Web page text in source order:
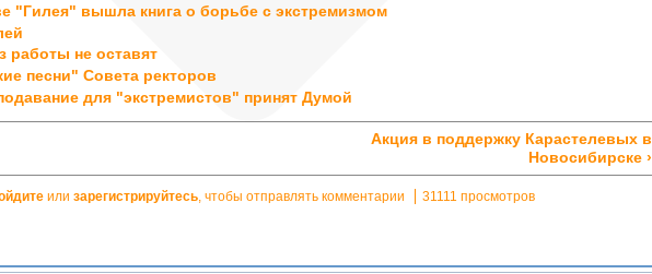
"Гилея" вышла книга о борьбе с экстремизмом
работы не оставят
песни" Совета ректоров
для "экстремистов" принят Думой
Акция в поддержку Карастелевых в
Новосибирске ›
или зарегистрируйтесь , чтобы отправлять комментарии 31111 просмотров